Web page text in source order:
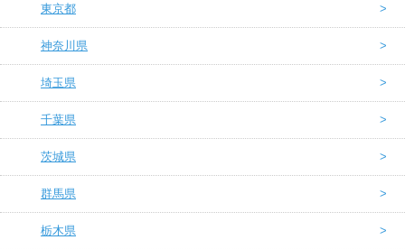
東京都
神奈川県
埼玉県
千葉県
茨城県
群馬県
栃木県